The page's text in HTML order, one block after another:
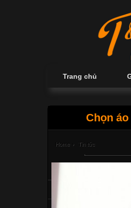
Trang chủ
Chọn
Home › Tin tức